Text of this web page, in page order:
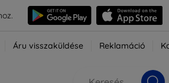
Áru visszaküldése Reklamáció